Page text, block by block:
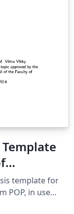
template for
POP, in use
2016] Note that